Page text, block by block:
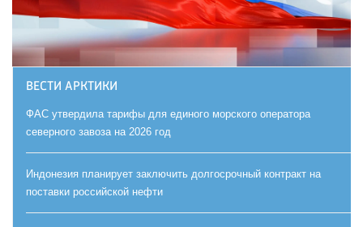
ВЕСТИ АРКТИКИ
ФАС утвердила тарифы для единого морского оператора
северного завоза на 2026 год
Индонезия планирует заключить долгосрочный контракт на
поставки российской нефти